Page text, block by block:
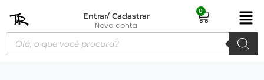
Entrar/ Cadastrar
Nova conta
0